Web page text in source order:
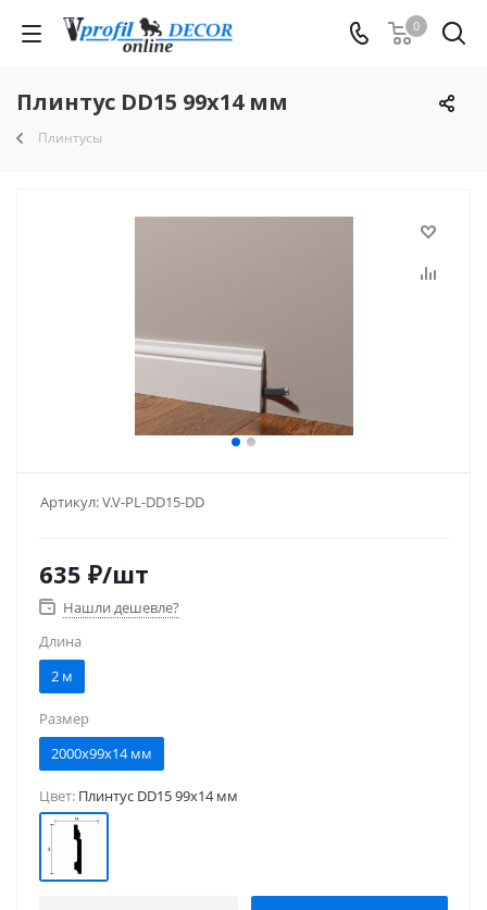
0
Плинтус DD15 99x14 мм
Плинтусы
Артикул:V.V-PL-DD15-DD
635 ₽/шт
Нашли дешевле?
Длина
2 м
Размер
2000x99x14 мм
Цвет: Плинтус DD15 99x14 мм